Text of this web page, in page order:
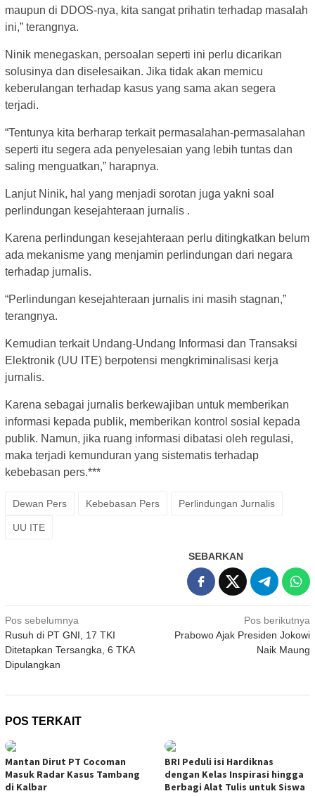
maupun di DDOS-nya, kita sangat prihatin terhadap masalah
ini,” terangnya.
Ninik menegaskan, persoalan seperti ini perlu dicarikan
solusinya dan diselesaikan. Jika tidak akan memicu
keberulangan terhadap kasus yang sama akan segera
terjadi.
“Tentunya kita berharap terkait permasalahan-permasalahan
seperti itu segera ada penyelesaian yang lebih tuntas dan
saling menguatkan,” harapnya.
Lanjut Ninik, hal yang menjadi sorotan juga yakni soal
perlindungan kesejahteraan jurnalis .
Karena perlindungan kesejahteraan perlu ditingkatkan belum
ada mekanisme yang menjamin perlindungan dari negara
terhadap jurnalis.
“Perlindungan kesejahteraan jurnalis ini masih stagnan,”
terangnya.
Kemudian terkait Undang-Undang Informasi dan Transaksi
Elektronik (UU ITE) berpotensi mengkriminalisasi kerja
jurnalis.
Karena sebagai jurnalis berkewajiban untuk memberikan
informasi kepada publik, memberikan kontrol sosial kepada
publik. Namun, jika ruang informasi dibatasi oleh regulasi,
maka terjadi kemunduran yang sistematis terhadap
kebebasan pers.***
Dewan Pers Kebebasan Pers Perlindungan Jurnalis
UU ITE
SEBARKAN
Navigasi
pos
Pos sebelumnya
Rusuh di PT GNI, 17 TKI
Ditetapkan Tersangka, 6 TKA
Dipulangkan
Pos berikutnya
Prabowo Ajak Presiden Jokowi
Naik Maung
POS TERKAIT
Mantan Dirut PT Cocoman
Masuk Radar Kasus Tambang
di Kalbar
BRI Peduli isi Hardiknas
dengan Kelas Inspirasi hingga
Berbagi Alat Tulis untuk Siswa